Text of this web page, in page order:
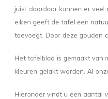
juist daardoor kunnen er veel
eiken geeft de tafel een
toevoegt. Door deze gouden
Het tafelblad is gemaakt van
kleuren gelakt worden. Al
Hieronder vindt u een aantal